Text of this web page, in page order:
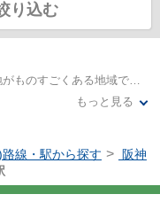
り込む
武庫川団地前は名前が物語っている通り団地がものすごくある地域です。ですのでマンションがものすごくあります。運営しているのも民間のものから社団法人のものまで様々な物件が数多く存在しております。また、大きな大学が近所にあるので学生さんが非常に多く住んでいる地域です。それゆえ賃貸マンションの物件が非常に人気があるのです。学生さんがターゲットですので家賃の相場も学生さんにとって優しい設定ですので学生さん以外の方にも人気があります。
れに野球の人気球団の球場が近所にあるので、それを目当てに住む人もすくなくありません。この地域で賃貸マンションを借りて生活をするのも悪くないと思える地域です。
もっと見る
線・駅から探す >
阪神